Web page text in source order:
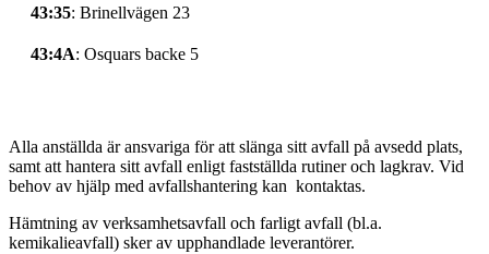
43:35: Brinellvägen 23
43:4A: Osquars backe 5
Alla anställda är ansvariga för att slänga sitt avfall på avsedd plats,
samt att hantera sitt avfall enligt fastställda rutiner och lagkrav. Vid
behov av hjälp med avfallshantering kan kontaktas.
Hämtning av verksamhetsavfall och farligt avfall (bl.a.
kemikalieavfall) sker av upphandlade leverantörer.